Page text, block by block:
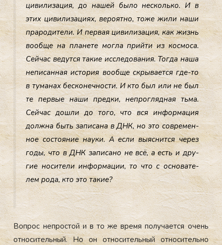
ци­вили­зация, до на­шей бы­ло нес­коль­ко. И в
этих ци­вили­заци­ях, ве­ро­ят­но, то­же жи­ли на­ши
пра­роди­тели. И пер­вая ци­вили­зация, как жизнь
во­об­ще на пла­нете мог­ла прий­ти из кос­мо­са.
Сей­час ве­дут­ся та­кие ис­сле­дова­ния. Тог­да на­ша
не­писан­ная ис­то­рия во­об­ще скры­ва­ет­ся где-то
в ту­манах бес­ко­неч­ности. И кто был или не был
те пер­вые на­ши пред­ки, неп­рогляд­ная ть­ма.
Сей­час дош­ли до то­го, что вся ин­форма­ция
дол­жна быть за­писа­на в ДНК, но это сов­ре­мен­
ное сос­то­яние на­уки. А ес­ли вы­яс­нится че­рез
го­ды, что в ДНК за­писа­но не всё, а есть и дру­
гие но­сите­ли ин­форма­ции, то что с ос­но­вате­
лем ро­да, кто это та­кие?
Воп­рос неп­ростой и в то же вре­мя по­луча­ет­ся очень
от­но­ситель­ный. Но он от­но­ситель­ный от­но­ситель­но